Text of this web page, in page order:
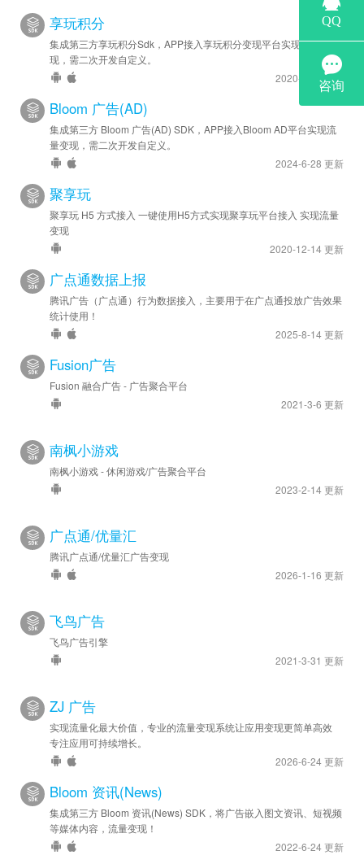
享玩积分
集成第三方享玩积分Sdk，APP接入享玩积分变现平台实现流量变
现，需二次开发自定义。
2020-8-20 更新
Bloom 广告(AD)
集成第三方 Bloom 广告(AD) SDK，APP接入Bloom AD平台实现流
量变现，需二次开发自定义。
2024-6-28 更新
聚享玩
聚享玩 H5 方式接入 一键使用H5方式实现聚享玩平台接入 实现流量
变现
2020-12-14 更新
广点通数据上报
腾讯广告（广点通）行为数据接入，主要用于在广点通投放广告效果
统计使用！
2025-8-14 更新
Fusion广告
Fusion 融合广告 - 广告聚合平台
2021-3-6 更新
南枫小游戏
南枫小游戏 - 休闲游戏/广告聚合平台
2023-2-14 更新
广点通/优量汇
腾讯广点通/优量汇广告变现
2026-1-16 更新
飞鸟广告
飞鸟广告引擎
2021-3-31 更新
ZJ 广告
实现流量化最大价值，专业的流量变现系统让应用变现更简单高效
专注应用可持续增长。
2026-6-24 更新
Bloom 资讯(News)
集成第三方 Bloom 资讯(News) SDK，将广告嵌入图文资讯、短视频
等媒体内容，流量变现！
2022-6-24 更新